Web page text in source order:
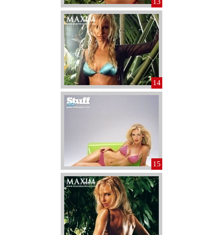
14
15